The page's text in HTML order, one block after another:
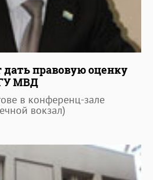
правовую оценку
МВД
в конференц-зале
вокзал)